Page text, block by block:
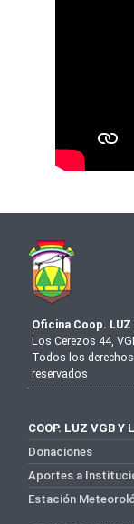
Oficina Coop. LUZ
Los Cerezos 44,
Todos los derechos
reservados
COOP. LUZ VGB Y
Donaciones
Aportes a
Estación